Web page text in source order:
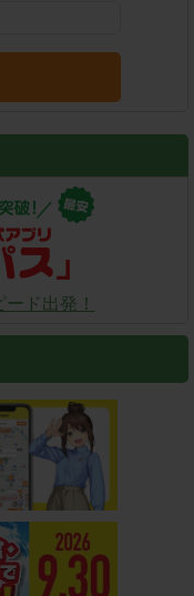
ド出発！